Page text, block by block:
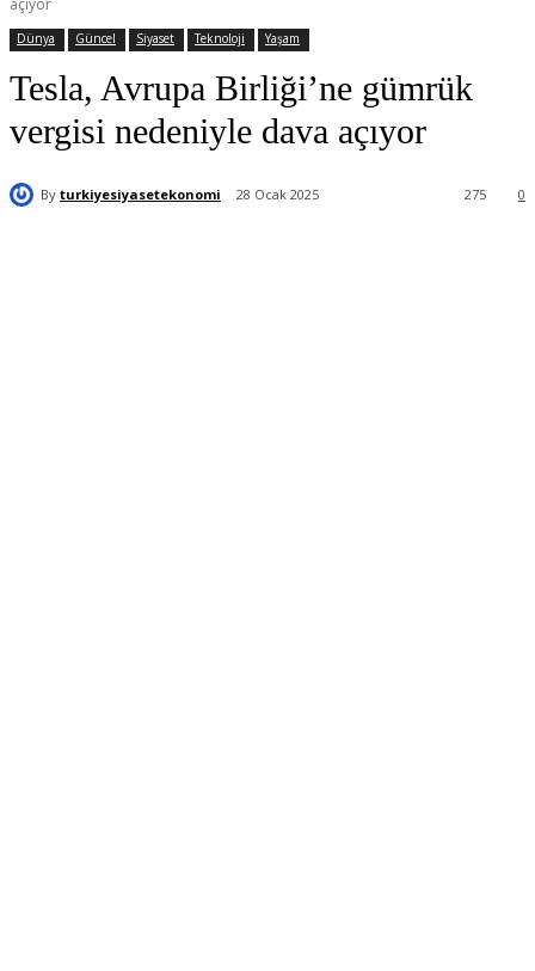
açıyor
Dünya Güncel Siyaset Teknoloji Yaşam
Tesla, Avrupa Birliği’ne gümrük
vergisi nedeniyle dava açıyor
By turkiyesiyasetekonomi 28 Ocak 2025 0
275